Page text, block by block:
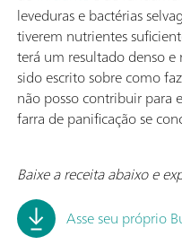
leveduras e bactérias
tiverem nutrientes
terá um resultado denso
sido escrito sobre como
não posso contribuir para
farra de panificação se
Baixe a receita abaixo e
Asse seu próprio